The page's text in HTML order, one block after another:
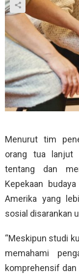
Menurut tim
orang tua lanjut
tentang dan
Kepekaan
Amerika yang
sosial disarankan
“Meskipun studi
memahami
komprehensif